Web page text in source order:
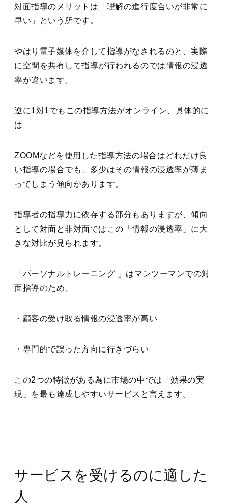
対面指導のメリットは「理解の進行度合いが非常に
早い」という所です。
やはり電子媒体を介して指導がなされるのと、実際
に空間を共有して指導が行われるのでは情報の浸透
率が違います。
逆に1対1でもこの指導方法がオンライン、具体的に
は
ZOOMなどを使用した指導方法の場合はどれだけ良
い指導の場合でも、多少はその情報の浸透率が薄ま
ってしまう傾向があります。
指導者の指導力に依存する部分もありますが、傾向
として対面と非対面ではこの「情報の浸透率」に大
きな対比が見られます。
「パーソナルトレーニング 」はマンツーマンでの対
面指導のため、
・顧客の受け取る情報の浸透率が高い
・専門的で誤った方向に行きづらい
この2つの特徴がある為に市場の中では「効果の実
現」を最も達成しやすいサービスと言えます。
サービスを受けるのに適した
人